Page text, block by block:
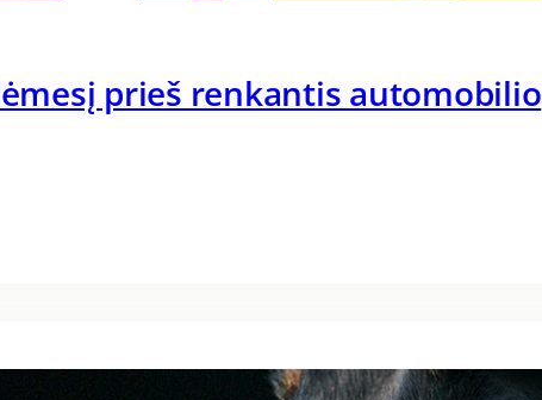
prieš renkantis automobilio